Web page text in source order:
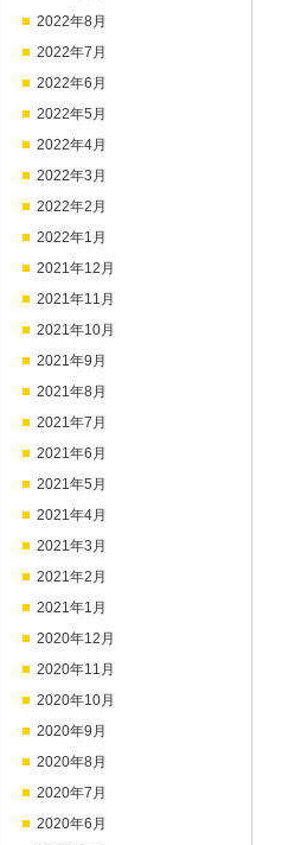
2022年8月
2022年7月
2022年6月
2022年5月
2022年4月
2022年3月
2022年2月
2022年1月
2021年12月
2021年11月
2021年10月
2021年9月
2021年8月
2021年7月
2021年6月
2021年5月
2021年4月
2021年3月
2021年2月
2021年1月
2020年12月
2020年11月
2020年10月
2020年9月
2020年8月
2020年7月
2020年6月